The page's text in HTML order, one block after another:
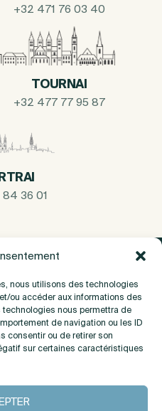
nous utilisons des technologies
ou accéder aux informations des
nous permettra de
de navigation ou les ID
consentir ou de retirer son
sur certaines caractéristiques
+32 471 76 03 40
TOURNAI
+32 477 77 95 87
36 01